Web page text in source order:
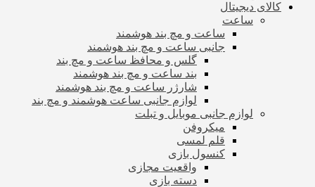
کالای دیجیتال
ساعت
ساعت و مچ بند هوشمند
جانبی ساعت و مچ بند هوشمند
گلس و محافظ ساعت و مچ بند
بند ساعت و مچ بند هوشمند
شارژر ساعت و مچ بند هوشمند
لوازم جانبی ساعت هوشمند و مچ بند
لوازم جانبی موبایل و تبلت
میکروفن
قلم لمسی
کنسول بازی
واقعیت مجازی
دسته بازی